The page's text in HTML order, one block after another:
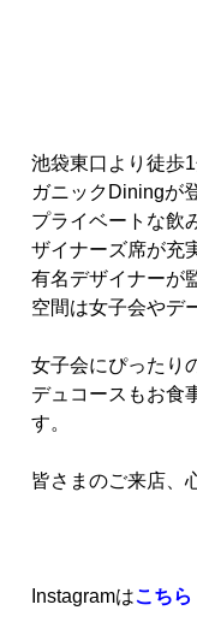
池袋東口より徒歩
ガニックDiningが
プライベートな飲
ザイナーズ席が充
有名デザイナーが
空間は女子会やデ
女子会にぴったり
デュコースもお食
す。
皆さまのご来店、
Instagramはこちら